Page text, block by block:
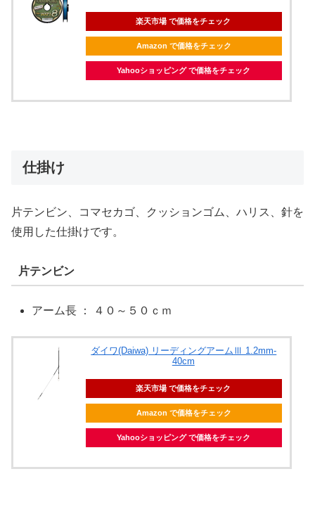
楽天市場 で価格をチェック
Amazon で価格をチェック
Yahooショッピング で価格をチェック
仕掛け
片テンビン、コマセカゴ、クッションゴム、ハリス、針を
使用した仕掛けです。
片テンビン
アーム長 ： ４０～５０ｃｍ
ダイワ(Daiwa) リーディングアームⅢ 1.2mm-
40cm
楽天市場 で価格をチェック
Amazon で価格をチェック
Yahooショッピング で価格をチェック